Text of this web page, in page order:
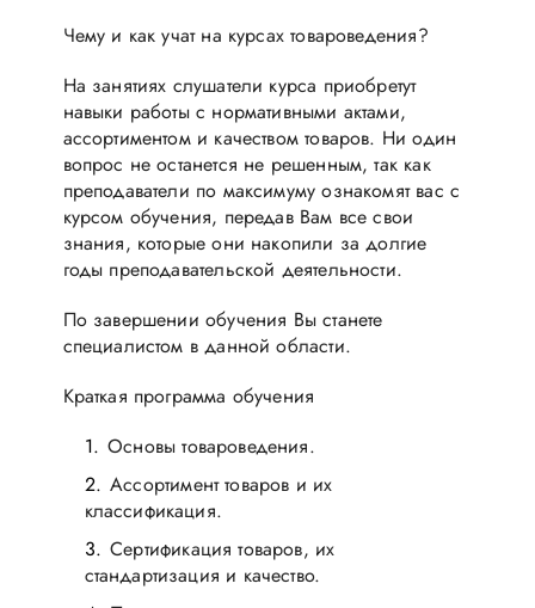
Чему и как учат на курсах товароведения?
На занятиях слушатели курса приобретут
навыки работы с нормативными актами,
ассортиментом и качеством товаров. Ни один
вопрос не останется не решенным, так как
преподаватели по максимуму ознакомят вас с
курсом обучения, передав Вам все свои
знания, которые они накопили за долгие
годы преподавательской деятельности.
По завершении обучения Вы станете
специалистом в данной области.
Краткая программа обучения
Основы товароведения.
Ассортимент товаров и их
классификация.
Сертификация товаров, их
стандартизация и качество.